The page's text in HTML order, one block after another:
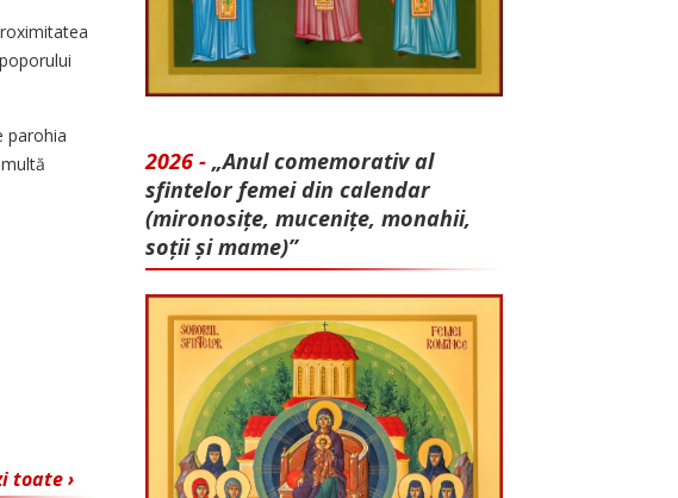
parohia
toate ›
2026 - „Anul comemorativ al
sfintelor femei din calendar
(mironosițe, mu­cenițe, monahii,
soții și mame)”